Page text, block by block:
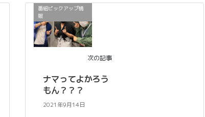
番組ピックアップ情
報
次の記事
ナマってよかろう
もん？？？
2021年9月14日